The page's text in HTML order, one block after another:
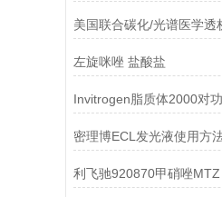
左旋咪唑 盐酸盐
密理博ECL发光液使用方